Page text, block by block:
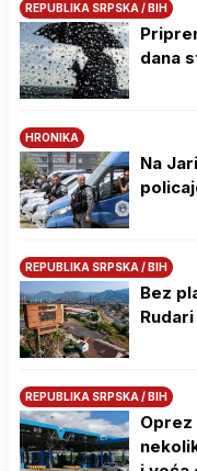
REPUBLIKA SRPSKA / BIH
dana
HRONIKA
Na
REPUBLIKA SRPSKA / BIH
Bez
REPUBLIKA SRPSKA / BIH